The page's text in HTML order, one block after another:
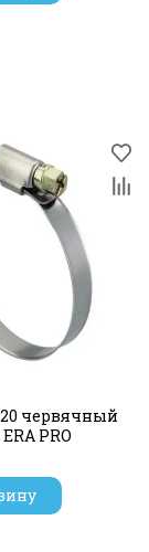
червячный
PRO